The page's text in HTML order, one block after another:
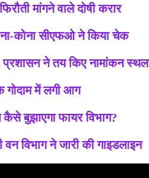
मांगने वाले दोषी करार
कोना सीएफओ ने किया चेक
प्रशासन ने तय किए नामांकन स्थल
गोदाम में लगी आग
बुझाएगा फायर विभाग?
विभाग ने जारी की गाइडलाइन